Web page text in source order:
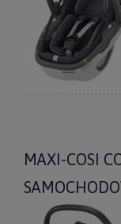
MAXI-COSI